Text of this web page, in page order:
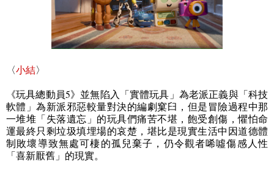
〈小結〉
《玩具總動員5》並無陷入「實體玩具」為老派正義與「科技
軟體」為新派邪惡較量對決的編劇窠臼，但是冒險過程中那
一堆堆「失落遺忘」的玩具們痛苦不堪，飽受創傷，懼怕命
運最終只剩垃圾填埋場的哀楚，堪比是現實生活中因道德體
制敗壞導致無處可棲的孤兒棄子，仍令觀者唏噓傷感人性
「喜新厭舊」的現實。